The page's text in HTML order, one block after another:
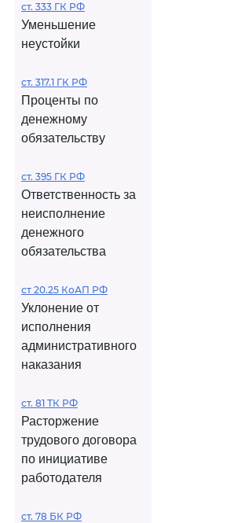
ст. 333 ГК РФ
Уменьшение
неустойки
ст. 317.1 ГК РФ
Проценты по
денежному
обязательству
ст. 395 ГК РФ
Ответственность за
неисполнение
денежного
обязательства
ст 20.25 КоАП РФ
Уклонение от
исполнения
административного
наказания
ст. 81 ТК РФ
Расторжение
трудового договора
по инициативе
работодателя
ст. 78 БК РФ